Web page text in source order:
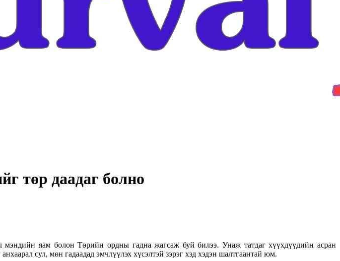
төр даадаг болно
яам болон Төрийн ордны гадна жагсаж буй билээ. Унаж татдаг хүүхдүүдийн асран
сул, мөн гадаадад эмчлүүлэх хүсэлтэй зэрэг хэд хэдэн шалтгаантай юм.